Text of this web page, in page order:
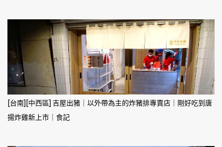
[台南][中西區] 吉屋出豬｜以外帶為主的炸豬排專賣店｜剛好吃到唐
揚炸雞新上市｜食記